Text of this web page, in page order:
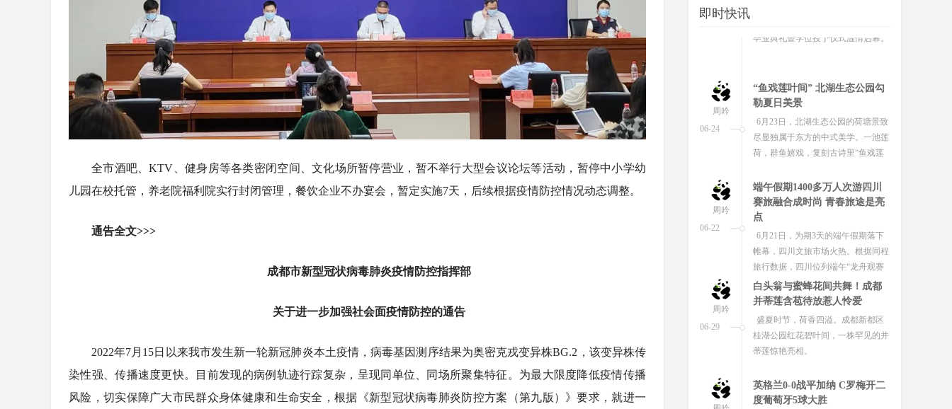
全市酒吧、KTV、健身房等各类密闭空间、文化场所暂停营业，暂不举行大型会议论坛等活动，暂停中小学幼
儿园在校托管，养老院福利院实行封闭管理，餐饮企业不办宴会，暂定实施7天，后续根据疫情防控情况动态调整。
通告全文>>>
成都市新型冠状病毒肺炎疫情防控指挥部
关于进一步加强社会面疫情防控的通告
2022年7月15日以来我市发生新一轮新冠肺炎本土疫情，病毒基因测序结果为奥密克戎变异株BG.2，该变异株传
染性强、传播速度更快。目前发现的病例轨迹行踪复杂，呈现同单位、同场所聚集特征。为最大限度降低疫情传播
风险，切实保障广大市民群众身体健康和生命安全，根据《新型冠状病毒肺炎防控方案（第九版）》要求，就进一
即时快讯
06-24
6月23日，北湖生态公园的荷塘景致
尽显独属于东方的中式美学。一池莲
叶间”的诗意画面，成为夏日绝美风...
06-22
端午假期1400多万人次游四川
6月21日，为期3天的端午假期落下
帷幕，四川文旅市场火热。根据同程
游”热门目的地全国第二，仅次于广...
06-29
白头翁与蜜蜂花间共舞！成都
并蒂莲含苞待放惹人怜爱
盛夏时节，荷香四溢。成都新都区
桂湖公园红花碧叶间，一株罕见的并
06-25
英格兰0-0战平加纳 C罗梅开二
北京时间6月24日，2026美加墨世界
杯小组赛L组第二轮中，英格兰0-0战